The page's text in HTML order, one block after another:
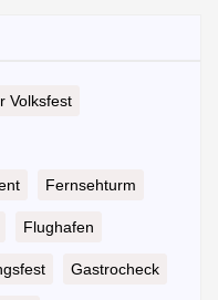
Volksfest
Fernsehturm
Flughafen
Gastrocheck